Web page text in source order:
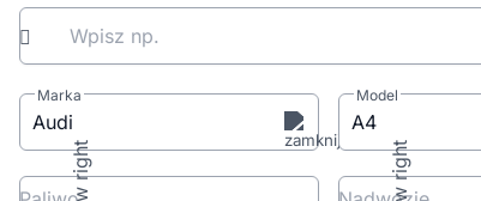
Wpisz np.
Marka
Audi
Model
A4